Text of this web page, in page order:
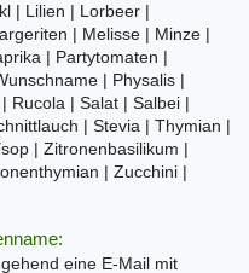
| Lilien | Lorbeer |
| Melisse | Minze |
| Partytomaten |
| Physalis |
Rucola | Salat | Salbei |
| Stevia | Thymian |
| Zitronenbasilikum |
| Zucchini |
eine E-Mail mit